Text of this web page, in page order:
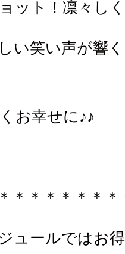
ット！凛々し
い笑い声が響
お幸せに♪♪
＊＊＊＊＊＊
ュールではお